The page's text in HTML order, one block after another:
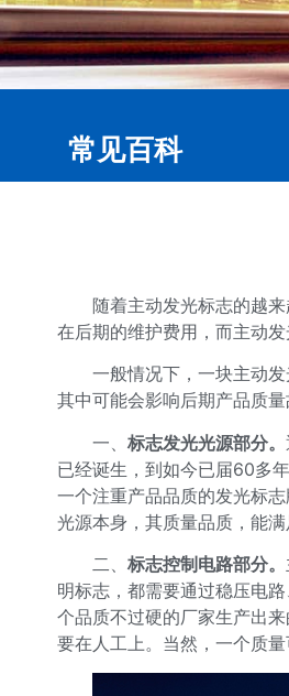
常见百科
随着主动发光标志的越
在后期的维护费用，而主动
一般情况下，一块主动
其中可能会影响后期产品质
一、 标志发光光源部分。
已经诞生，到如今已届60多
一个注重产品品质的发光标
光源本身，其质量品质，能
二、 标志控制电路部分。
明标志，都需要通过稳压电
个品质不过硬的厂家生产出
要在人工上。当然，一个质